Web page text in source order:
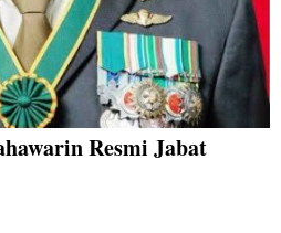
Resmi Jabat